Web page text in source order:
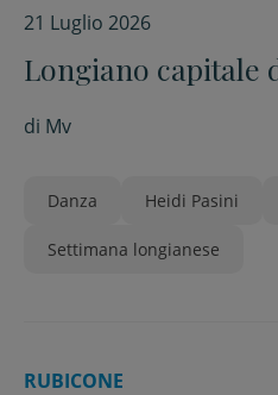
21 Luglio 2026
Longiano capitale
di Mv
Danza Heidi Pasini
Settimana longianese
RUBICONE